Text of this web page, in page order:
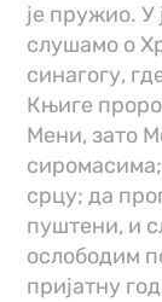
је пружио. У
слушамо о
синагогу,
Књиге
Мени, зато
срцу; да
пуштени, и
ослободим
пријатну